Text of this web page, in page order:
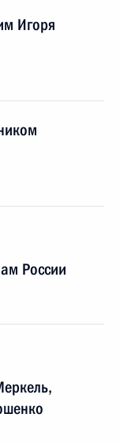
Игоря
России